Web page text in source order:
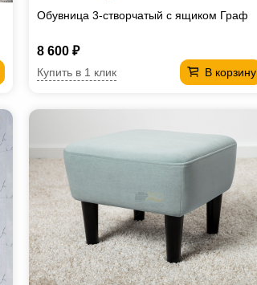
Обувница 3-створчатый с ящиком Граф
8 600 ₽
В корзину
Купить в 1 клик